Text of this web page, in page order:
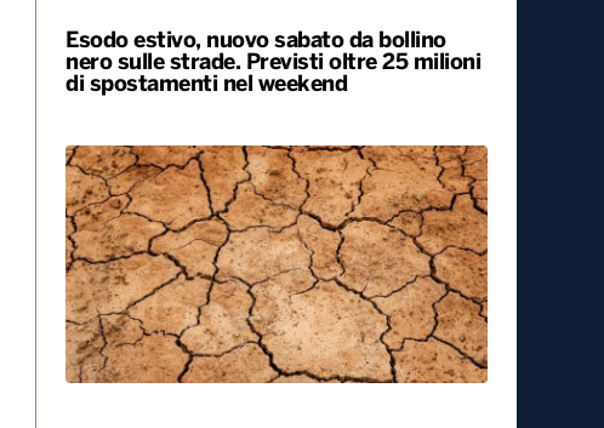
Esodo estivo, nuovo sabato da bollino
nero sulle strade. Previsti oltre 25 milioni
di spostamenti nel weekend